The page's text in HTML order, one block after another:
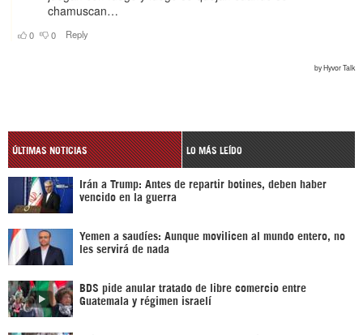
ÚLTIMAS NOTICIAS LO MÁS LEÍDO
Irán a Trump: Antes de repartir botines, deben haber
vencido en la guerra
Yemen a saudíes: Aunque movilicen al mundo entero, no
les servirá de nada
BDS pide anular tratado de libre comercio entre
Guatemala y régimen israelí